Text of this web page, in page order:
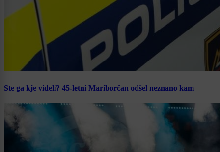
Ste ga kje videli? 45-letni Mariborčan odšel neznano kam